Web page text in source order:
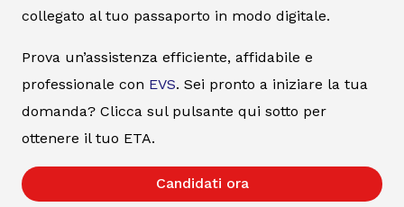
collegato al tuo passaporto in modo digitale.
Prova un’assistenza efficiente, affidabile e
professionale con EVS. Sei pronto a iniziare la tua
domanda? Clicca sul pulsante qui sotto per
ottenere il tuo ETA.
Candidati ora